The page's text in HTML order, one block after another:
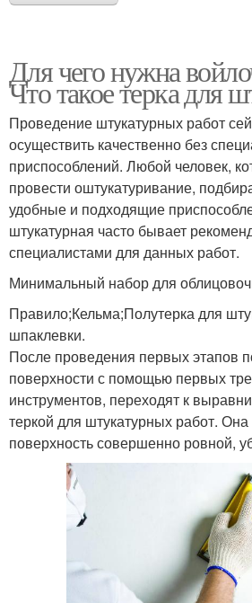
Для чего нужна
Что такое терка для
Проведение штукатурных работ
осуществить качественно без
приспособлений. Любой человек,
провести оштукатуривание,
удобные и подходящие
штукатурная часто бывает
специалистами для данных работ.
Минимальный набор для
Правило;Кельма;Полутерка для
шпаклевки.
После проведения первых этапов
поверхности с помощью первых
инструментов, переходят к
теркой для штукатурных работ. Она
поверхность совершенно ровной,